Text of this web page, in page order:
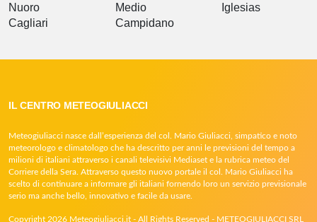
Nuoro
Cagliari
Medio
Campidano
Iglesias
IL CENTRO METEOGIULIACCI
Meteogiuliacci nasce dall’esperienza del col. Mario Giuliacci, simpatico e noto
meteorologo e climatologo che ha descritto per anni le previsioni del tempo a
milioni di italiani attraverso i canali televisivi Mediaset e la rubrica meteo del
Corriere della Sera. Attraverso questo nuovo portale il col. Mario Giuliacci ha
scelto di continuare a informare gli italiani fornendo loro un servizio previsionale
serio ma anche bello, innovativo e facile da usare.
Copyright 2026 Meteogiuliacci.it - All Rights Reserved - METEOGIULIACCI SRL